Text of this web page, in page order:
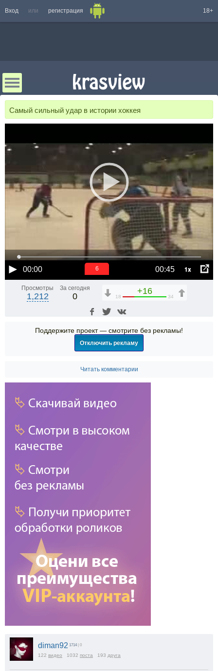
Вход или регистрация 18+
Самый сильный удар в истории хоккея
00:00 00:45 1x
6
Просмотры
1,212
За сегодня
0
+16
18 34
Поддержите проект — смотрите без рекламы!
Отключить рекламу
Читать комментарии
diman92 1714 | 0
122 видео 1032 поста 193 друга